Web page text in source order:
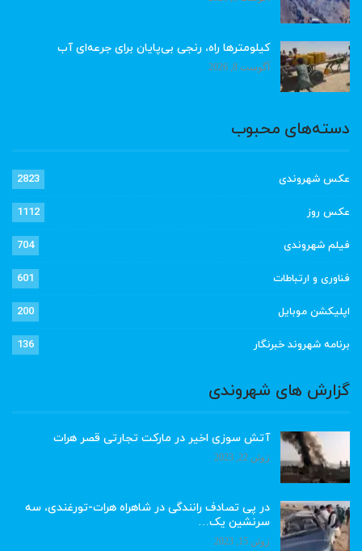
کیلومترها راه، رنجی بی‌پایان برای جرعه‌ای آب
آگوست 8, 2026
دسته‌های محبوب
عکس شهروندی 2823
عکس روز 1112
فیلم شهروندی 704
فناوری و ارتباطات 601
اپلیکشن موبایل 200
برنامه شهروند خبرنگار 136
گزارش های شهروندی
آتش سوزی اخیر در مارکت تجارتی قصر هرات
ژوئن 22, 2023
در پی تصادف رانندگی در شاهراه هرات-تورغندی، سه
سرنشین یک…
ژوئن 15, 2023